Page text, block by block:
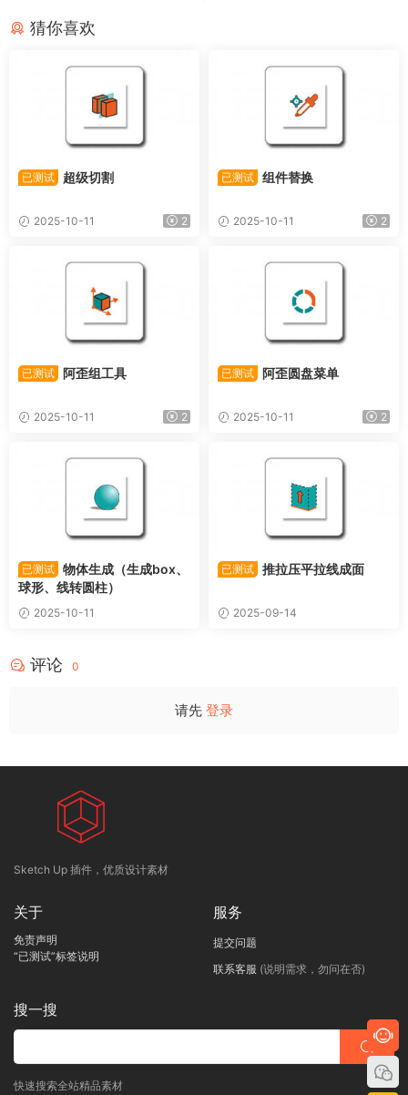
猜你喜欢
已测试 超级切割
2025-10-11 2
已测试 组件替换
2025-10-11 2
已测试 阿歪组工具
2025-10-11 2
已测试 阿歪圆盘菜单
2025-10-11 2
已测试 物体生成（生成box、
球形、线转圆柱）
2025-10-11
已测试 推拉压平拉线成面
2025-09-14
评论 0
请先 登录
Sketch Up 插件，优质设计素材
关于
免责声明
“已测试”标签说明
服务
提交问题
联系客服 (说明需求，勿问在否)
搜一搜
快速搜索全站精品素材